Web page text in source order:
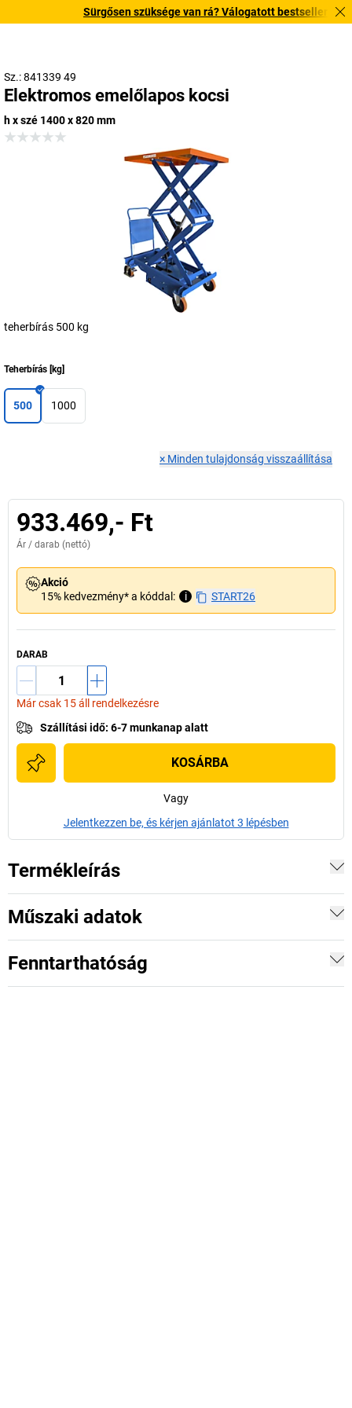
Sürgősen szüksége van rá? Válogatott bestseller
Sz.: 841339 49
Elektromos emelőlapos kocsi
h x szé 1400 x 820 mm
teherbírás 500 kg
Teherbírás [kg]
500 1000
× Minden tulajdonság visszaállítása
933.469,- Ft
Ár / darab (nettó)
Akció
15% kedvezmény* a kóddal:
i START26
DARAB
Már csak 15 áll rendelkezésre
Szállítási idő: 6-7 munkanap alatt
KOSÁRBA
Vagy
Jelentkezzen be, és kérjen ajánlatot 3 lépésben
Termékleírás
Műszaki adatok
Fenntarthatóság